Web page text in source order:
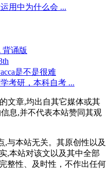
用中为什么会 ...
背诵版
是不是很难
考研，本科自考 ...
文章,均出自其它媒体或其
息,并不代表本站赞同其观
,与本站无关。其原创性以及
,本站对该文以及其中全部
整性、及时性，不作出任何